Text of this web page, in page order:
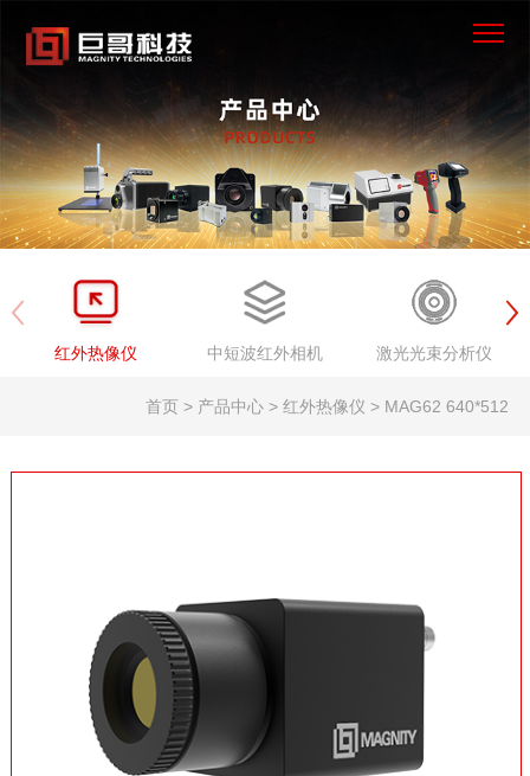
×
首页
产品中心
关于我们
红外热像仪 中短波红外相机 激光光束分析仪
首页 > 产品中心 > 红外热像仪 > MAG62 640*512